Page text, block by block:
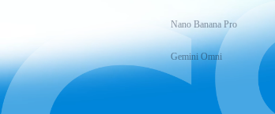
Nano Banana Pro
Gemini Omni